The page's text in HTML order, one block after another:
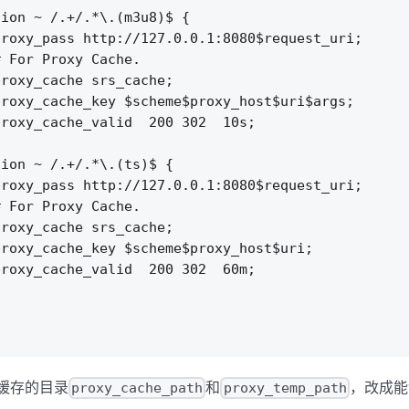
~ /.+/.*\.(m3u8)$ {
http://127.0.0.1:8080$request_uri;
For Proxy Cache.
srs_cache;
$scheme$proxy_host$uri$args;
200 302  10s;
~ /.+/.*\.(ts)$ {
http://127.0.0.1:8080$request_uri;
For Proxy Cache.
srs_cache;
$scheme$proxy_host$uri;
200 302  60m;
存的目录 proxy_cache_path 和 proxy_temp_path ，改成